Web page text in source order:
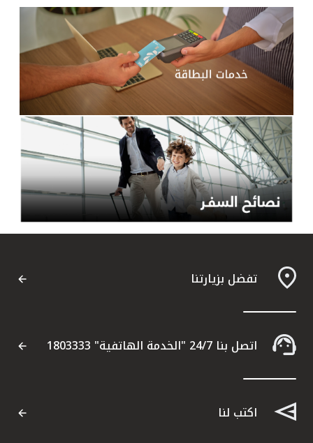
تفضل بزيارتنا
اتصل بنا 24/7 "الخدمة الهاتفية" 1803333
اكتب لنا